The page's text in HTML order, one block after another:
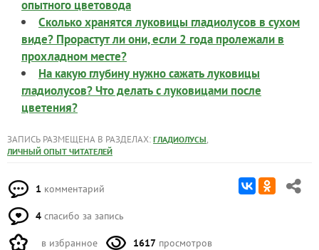
опытного цветовода
Сколько хранятся луковицы гладиолусов в сухом
виде? Прорастут ли они, если 2 года пролежали в
прохладном месте?
На какую глубину нужно сажать луковицы
гладиолусов? Что делать с луковицами после
цветения?
ЗАПИСЬ РАЗМЕЩЕНА В РАЗДЕЛАХ: ГЛАДИОЛУСЫ,
ЛИЧНЫЙ ОПЫТ ЧИТАТЕЛЕЙ
1 комментарий
4 спасибо за запись
в избранное 1617 просмотров